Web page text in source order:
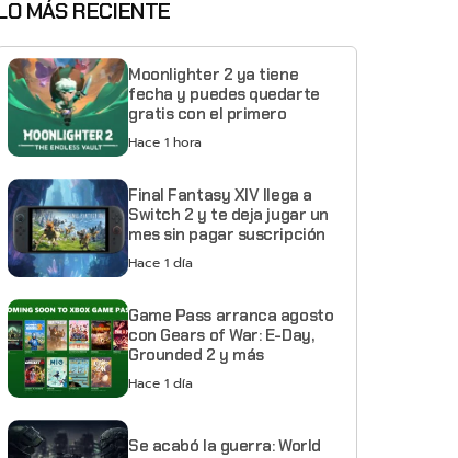
MÁS RECIENTE
Moonlighter 2 ya tiene
fecha y puedes quedarte
gratis con el primero
Hace 1 hora
Final Fantasy XIV llega a
Switch 2 y te deja jugar un
mes sin pagar suscripción
Hace 1 día
Game Pass arranca agosto
con Gears of War: E-Day,
Grounded 2 y más
Hace 1 día
Se acabó la guerra: World